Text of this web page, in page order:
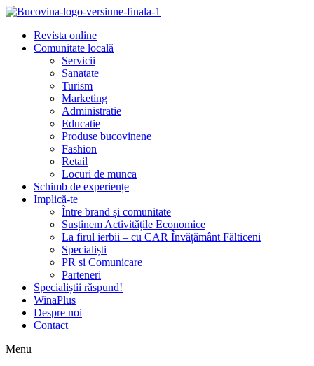
Revista online
Comunitate locală
Servicii
Sanatate
Turism
Marketing
Administratie
Educatie
Produse bucovinene
Fashion
Retail
Locuri de munca
Schimb de experiențe
Implică-te
Între brand și comunitate
Susținem Activitățile Economice
La firul ierbii – cu CAR Învățământ Fălticeni
Specialiști
PR si Comunicare
Parteneri
Specialiștii răspund!
WinaPlus
Despre noi
Contact
Menu